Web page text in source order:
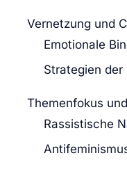
Vernetzung und
Emotionale
Strategien der
Themenfokus
Rassistische